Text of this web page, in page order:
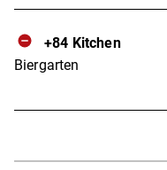
+84 Kitchen
Biergarten